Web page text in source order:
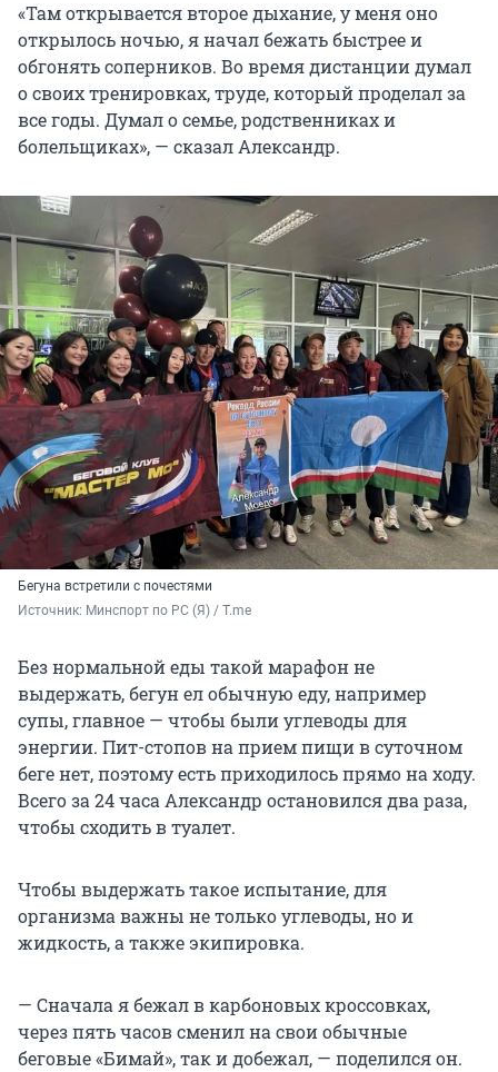
«Там открывается второе дыхание, у меня оно
открылось ночью, я начал бежать быстрее и
обгонять соперников. Во время дистанции думал
о своих тренировках, труде, который проделал за
все годы. Думал о семье, родственниках и
болельщиках», — сказал Александр.
Бегуна встретили с почестями
Источник: Минспорт по РС (Я) / T.me
Без нормальной еды такой марафон не
выдержать, бегун ел обычную еду, например
супы, главное — чтобы были углеводы для
энергии. Пит-стопов на прием пищи в суточном
беге нет, поэтому есть приходилось прямо на ходу.
Всего за 24 часа Александр остановился два раза,
чтобы сходить в туалет.
Чтобы выдержать такое испытание, для
организма важны не только углеводы, но и
жидкость, а также экипировка.
— Сначала я бежал в карбоновых кроссовках,
через пять часов сменил на свои обычные
беговые «Бимай», так и добежал, — поделился он.